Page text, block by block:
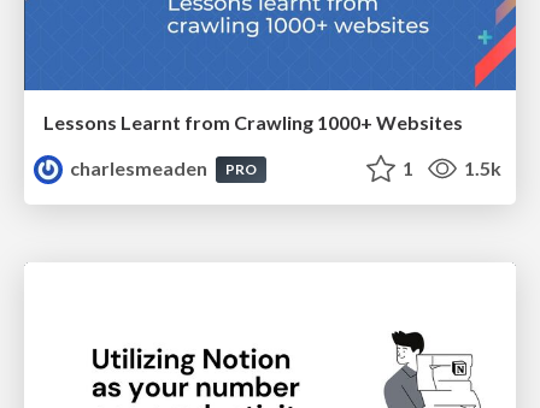
Lessons Learnt from Crawling 1000+ Websites
charlesmeaden
PRO 1 1.5k